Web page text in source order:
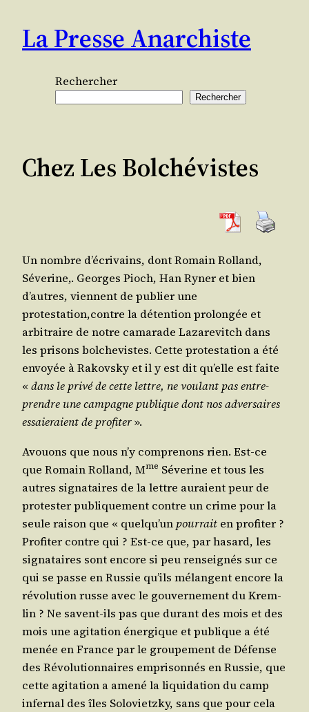
contenu
La Presse Anarchiste
Rechercher
Rechercher
Chez Les Bolchévistes
Un nombre d’é­cri­vains, dont Romain Rol­land,
Séve­rine,. Georges Pioch, Han Ryner et bien
d’autres, viennent de publier une
protestation,contre la déten­tion pro­lon­gée et
arbi­traire de notre cama­rade Laza­re­vitch dans
les pri­sons bol­che­vistes. Cette pro­tes­ta­tion a été
envoyée à Rakovs­ky et il y est dit qu’elle est faite
« dans le pri­vé de cette lettre, ne vou­lant pas entre­
prendre une cam­pagne publique dont nos adver­saires
essaie­raient de pro­fi­ter».
Avouons que nous n’y com­pre­nons rien. Est-ce
que Romain Rol­land, Mme Séve­rine et tous les
autres signa­taires de la lettre auraient peur de
pro­tes­ter publi­que­ment contre un crime pour la
seule rai­son que « quel­qu’un pour­rait en pro­fi­ter ?
Pro­fi­ter contre qui ? Est-ce que, par hasard, les
signa­taires sont encore si peu ren­sei­gnés sur ce
qui se passe en Rus­sie qu’ils mélangent encore la
révo­lu­tion russe avec le gou­ver­ne­ment du Krem­
lin ? Ne savent-ils pas que durant des mois et des
mois une agi­ta­tion éner­gique et publique a été
menée en France par le grou­pe­ment de Défense
des Révo­lu­tion­naires empri­son­nés en Rus­sie, que
cette agi­ta­tion a ame­né la liqui­da­tion du camp
infer­nal des îles Solo­vietz­ky, sans que pour cela